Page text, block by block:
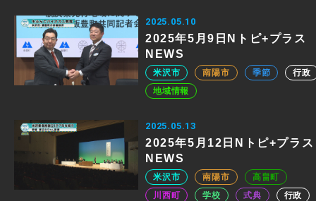
2025.05.10
2025年5月9日Nトピ+プラス
NEWS
米沢市 南陽市 季節
行政
地域情報
2025.05.13
2025年5月12日Nトピ+プラス
NEWS
米沢市 南陽市
高畠町
川西町
学校 式典
行政